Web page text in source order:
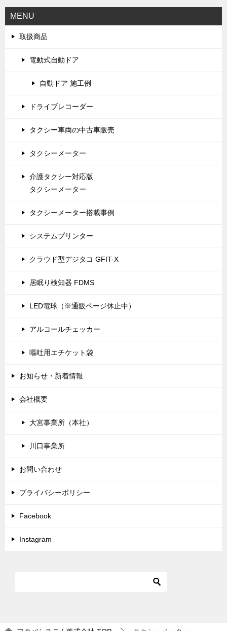
MENU
取扱商品
電動式自動ドア
自動ドア 施工例
ドライブレコーダー
タクシー車両の中古車販売
タクシーメーター
介護タクシー対応版
タクシーメーター
タクシーメーター搭載事例
システムプリンター
クラウド型デジタコ GFIT-X
居眠り検知器 FDMS
LED電球（※通販ページ休止中）
アルコールチェッカー
嘔吐用エチケット袋
お知らせ・新着情報
会社概要
大宮事業所（本社）
川口事業所
お問い合わせ
プライバシーポリシー
Facebook
Instagram